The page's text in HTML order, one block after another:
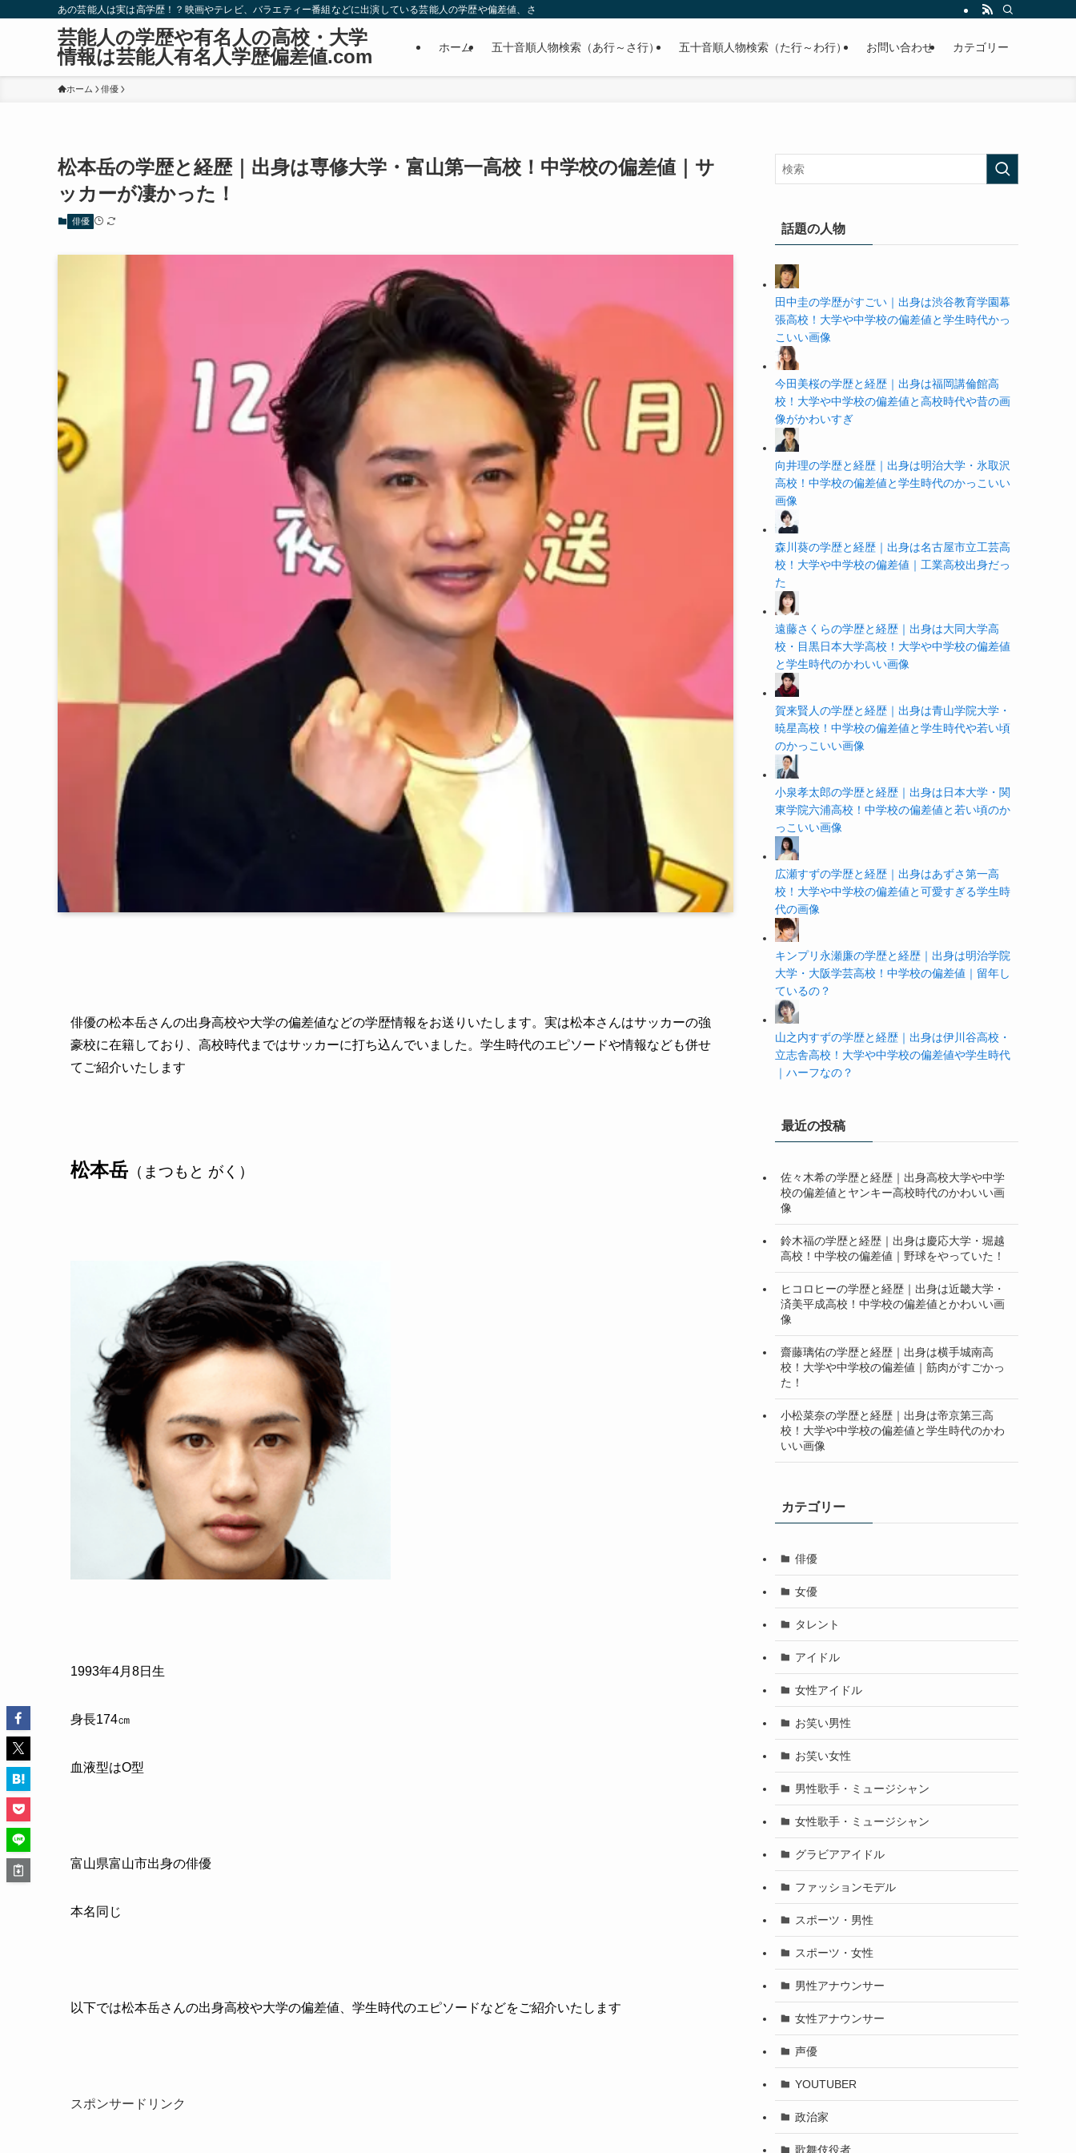
あの芸能人は実は高学歴！？映画やテレビ、バラエティー番組などに出演している芸能人の学歴や偏差値、さらに政治家やスポーツ選手などの有名人の学歴や高校・大学の偏差値まで紹介していきます。
芸能人の学歴や有名人の高校・大学
情報は芸能人有名人学歴偏差値.com
ホーム 五十音順人物検索（あ行～さ行） 五十音順人物検索（た行～わ行） お問い合わせ カテゴリー
ホーム 俳優
松本岳の学歴と経歴｜出身は専修大学・富山第一高校！中学校の偏差値｜サ
ッカーが凄かった！
俳優
俳優の松本岳さんの出身高校や大学の偏差値などの学歴情報をお送りいたします。実は松本さんはサッカーの強
豪校に在籍しており、高校時代まではサッカーに打ち込んでいました。学生時代のエピソードや情報なども併せ
てご紹介いたします
松本岳 （まつもと がく）
1993年4月8日生
身長174㎝
血液型はO型
富山県富山市出身の俳優
本名同じ
以下では松本岳さんの出身高校や大学の偏差値、学生時代のエピソードなどをご紹介いたします
スポンサードリンク
話題の人物
田中圭の学歴がすごい｜出身は渋谷教育学園幕
張高校！大学や中学校の偏差値と学生時代かっ
こいい画像
今田美桜の学歴と経歴｜出身は福岡講倫館高
校！大学や中学校の偏差値と高校時代や昔の画
像がかわいすぎ
向井理の学歴と経歴｜出身は明治大学・氷取沢
高校！中学校の偏差値と学生時代のかっこいい
画像
森川葵の学歴と経歴｜出身は名古屋市立工芸高
校！大学や中学校の偏差値｜工業高校出身だっ
た
遠藤さくらの学歴と経歴｜出身は大同大学高
校・目黒日本大学高校！大学や中学校の偏差値
と学生時代のかわいい画像
賀来賢人の学歴と経歴｜出身は青山学院大学・
暁星高校！中学校の偏差値と学生時代や若い頃
のかっこいい画像
小泉孝太郎の学歴と経歴｜出身は日本大学・関
東学院六浦高校！中学校の偏差値と若い頃のか
っこいい画像
広瀬すずの学歴と経歴｜出身はあずさ第一高
校！大学や中学校の偏差値と可愛すぎる学生時
代の画像
キンプリ永瀬廉の学歴と経歴｜出身は明治学院
大学・大阪学芸高校！中学校の偏差値｜留年し
ているの？
山之内すずの学歴と経歴｜出身は伊川谷高校・
立志舎高校！大学や中学校の偏差値や学生時代
｜ハーフなの？
最近の投稿
佐々木希の学歴と経歴｜出身高校大学や中学
校の偏差値とヤンキー高校時代のかわいい画
像
鈴木福の学歴と経歴｜出身は慶応大学・堀越
高校！中学校の偏差値｜野球をやっていた！
ヒコロヒーの学歴と経歴｜出身は近畿大学・
済美平成高校！中学校の偏差値とかわいい画
像
齋藤璃佑の学歴と経歴｜出身は横手城南高
校！大学や中学校の偏差値｜筋肉がすごかっ
た！
小松菜奈の学歴と経歴｜出身は帝京第三高
校！大学や中学校の偏差値と学生時代のかわ
いい画像
カテゴリー
俳優
女優
タレント
アイドル
女性アイドル
お笑い男性
お笑い女性
男性歌手・ミュージシャン
女性歌手・ミュージシャン
グラビアアイドル
ファッションモデル
スポーツ・男性
スポーツ・女性
男性アナウンサー
女性アナウンサー
声優
YOUTUBER
政治家
歌舞伎役者